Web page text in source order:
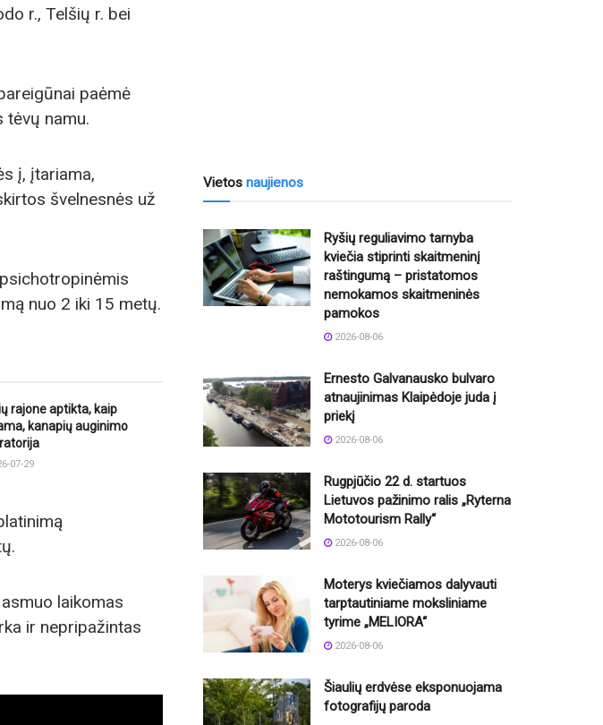
r., Telšių r. bei
paėmė
tėvų namu.
į, įtariama,
švelnesnės už
nuo 2 iki 15 metų.
rajone aptikta, kaip
kanapių auginimo
07-29
laikomas
ir nepripažintas
Vietos naujienos
Ryšių reguliavimo tarnyba
kviečia stiprinti skaitmeninį
raštingumą – pristatomos
nemokamos skaitmeninės
pamokos
2026-08-06
Ernesto Galvanausko bulvaro
atnaujinimas Klaipėdoje juda į
priekį
2026-08-06
Rugpjūčio 22 d. startuos
Lietuvos pažinimo ralis „Ryterna
Mototourism Rally“
2026-08-06
Moterys kviečiamos dalyvauti
tarptautiniame moksliniame
tyrime „MELIORA“
2026-08-06
Šiaulių erdvėse eksponuojama
fotografijų paroda